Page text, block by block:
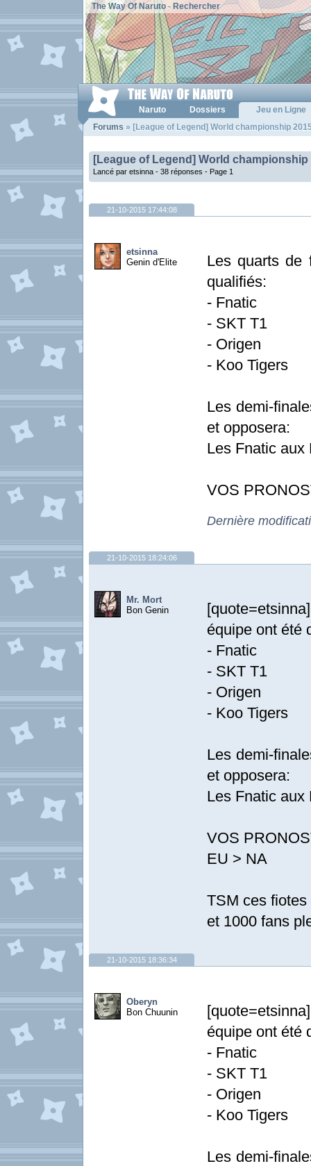
The Way Of Naruto- Rechercher
Naruto Dossiers
Jeu en Ligne
Forums » [League of Legend] World championship
[League of Legend] World championship
Lancé par etsinna - 38 réponses - Page 1
21-10-2015 17:44:08
etsinna
Genin d'Elite
Les quarts de
qualifiés:
- Fnatic
- SKT T1
- Origen
- Koo Tigers
Les demi-
et opposera:
Les Fnatic aux
VOS
Dernière
21-10-2015 18:24:06
Mr. Mort
Bon Genin
équipe ont été
- Fnatic
- SKT T1
- Origen
- Koo Tigers
Les demi-
et opposera:
Les Fnatic aux
VOS
EU > NA
TSM ces
et 1000 fans
21-10-2015 18:36:34
Oberyn
Bon Chuunin
équipe ont été
- Fnatic
- SKT T1
- Origen
- Koo Tigers
Les demi-